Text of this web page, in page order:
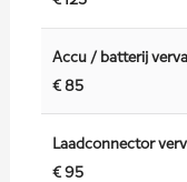
Accu / batterij
€ 85
Laadconnector
€ 95